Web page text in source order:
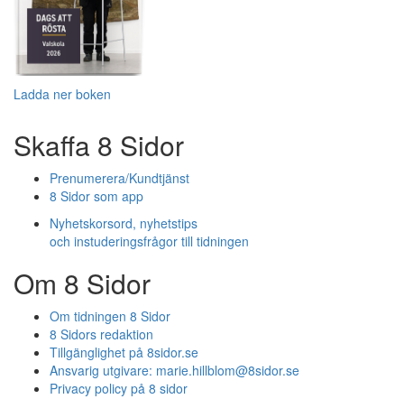
Ladda ner boken
Skaffa 8 Sidor
Prenumerera/Kundtjänst
8 Sidor som app
Nyhetskorsord, nyhetstips
och instuderingsfrågor till tidningen
Om 8 Sidor
Om tidningen 8 Sidor
8 Sidors redaktion
Tillgänglighet på 8sidor.se
Ansvarig utgivare: marie.hillblom@8sidor.se
Privacy policy på 8 sidor